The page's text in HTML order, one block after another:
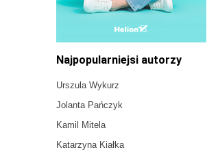
Najpopularniejsi autorzy
Urszula Wykurz
Jolanta Pańczyk
Kamil Mitela
Katarzyna Kiałka